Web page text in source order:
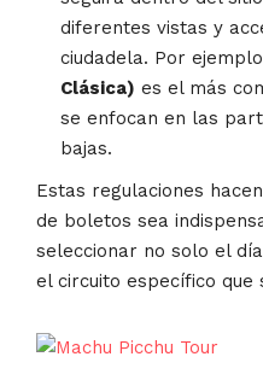
diferentes vistas y
ciudadela. Por
Clásica) es el más
se enfocan en las
bajas.
Estas regulaciones
de boletos sea
seleccionar no solo el
el circuito específico que